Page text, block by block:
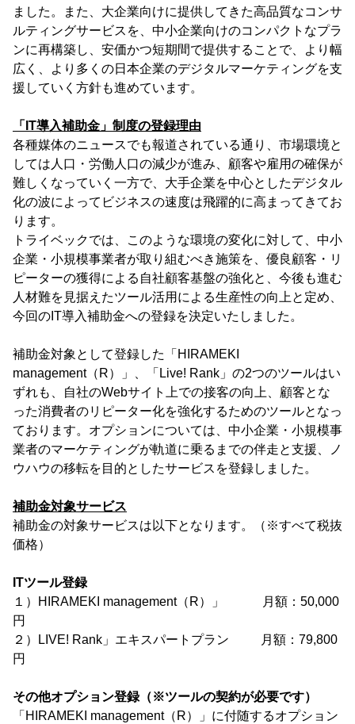
ました。また、大企業向けに提供してきた高品質なコンサ
ルティングサービスを、中小企業向けのコンパクトなプラ
ンに再構築し、安価かつ短期間で提供することで、より幅
広く、より多くの日本企業のデジタルマーケティングを支
援していく方針も進めています。
「IT導入補助金」制度の登録理由
各種媒体のニュースでも報道されている通り、市場環境と
しては人口・労働人口の減少が進み、顧客や雇用の確保が
難しくなっていく一方で、大手企業を中心としたデジタル
化の波によってビジネスの速度は飛躍的に高まってきてお
ります。
トライベックでは、このような環境の変化に対して、中小
企業・小規模事業者が取り組むべき施策を、優良顧客・リ
ピーターの獲得による自社顧客基盤の強化と、今後も進む
人材難を見据えたツール活用による生産性の向上と定め、
今回のIT導入補助金への登録を決定いたしました。
補助金対象として登録した「HIRAMEKI
management（R）」、「Live! Rank」の2つのツールはい
ずれも、自社のWebサイト上での接客の向上、顧客とな
った消費者のリピーター化を強化するためのツールとなっ
ております。オプションについては、中小企業・小規模事
業者のマーケティングが軌道に乗るまでの伴走と支援、ノ
ウハウの移転を目的としたサービスを登録しました。
補助金対象サービス
補助金の対象サービスは以下となります。（※すべて税抜
価格）
ITツール登録
１）HIRAMEKI management（R）」 月額：50,000
円
２）LIVE! Rank」エキスパートプラン 月額：79,800
円
その他オプション登録（※ツールの契約が必要です）
「HIRAMEKI management（R）」に付随するオプション